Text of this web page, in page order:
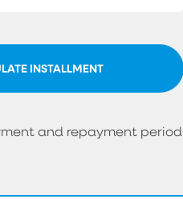
INSTALLMENT
and repayment period